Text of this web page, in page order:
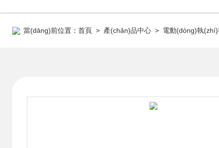
當(dāng)前位置： 首頁 > 產(chǎn)品中心 > 電動(dòng)執